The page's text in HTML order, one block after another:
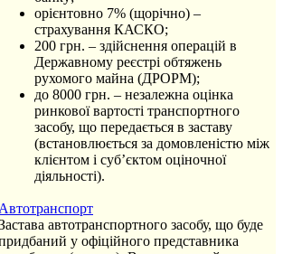
орієнтовно 7% (щорічно) –
страхування КАСКО;
200 грн. – здійснення операцій в
Державному реєстрі обтяжень
рухомого майна (ДРОРМ);
до 8000 грн. – незалежна оцінка
ринкової вартості транспортного
засобу, що передається в заставу
(встановлюється за домовленістю між
клієнтом і суб’єктом оціночної
діяльності).
Автотранспорт
автотранспортного засобу, що буде
у офіційного представника